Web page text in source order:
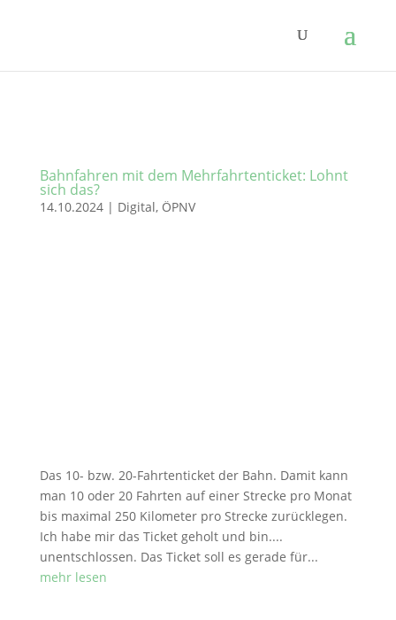
Bahnfahren mit dem Mehrfahrtenticket: Lohnt
sich das?
14.10.2024| Digital, ÖPNV
Das 10- bzw. 20-Fahrtenticket der Bahn. Damit kann
man 10 oder 20 Fahrten auf einer Strecke pro Monat
bis maximal 250 Kilometer pro Strecke zurücklegen.
Ich habe mir das Ticket geholt und bin....
unentschlossen. Das Ticket soll es gerade für...
mehr lesen